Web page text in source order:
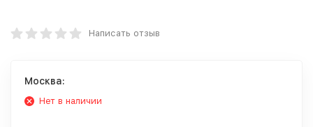
Написать отзыв
Москва:
Нет в наличии